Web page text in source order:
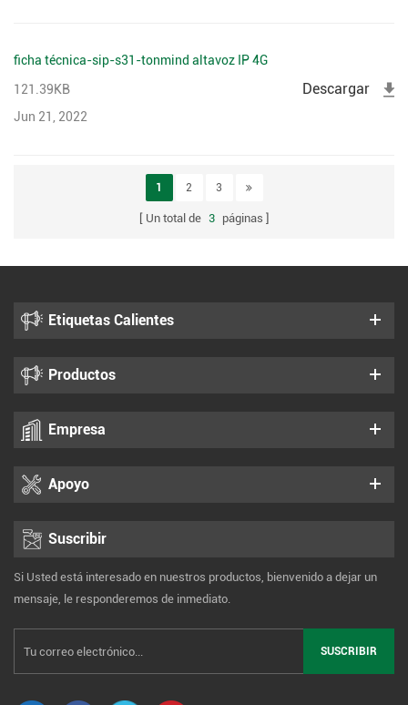
ficha técnica-sip-s31-tonmind altavoz IP 4G
121.39KB
Jun 21, 2022
Descargar
1 2 3
Un total de 3 páginas
Etiquetas Calientes
Productos
Empresa
Apoyo
Suscribir
Si Usted está interesado en nuestros productos, bienvenido a dejar un
mensaje, le responderemos de inmediato.